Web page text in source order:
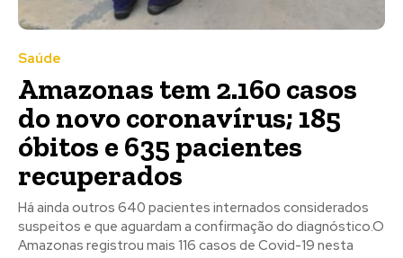
Saúde
Amazonas tem 2.160 casos
do novo coronavírus; 185
óbitos e 635 pacientes
recuperados
Há ainda outros 640 pacientes internados considerados
suspeitos e que aguardam a confirmação do diagnóstico.O
Amazonas registrou mais 116 casos de Covid-19 nesta